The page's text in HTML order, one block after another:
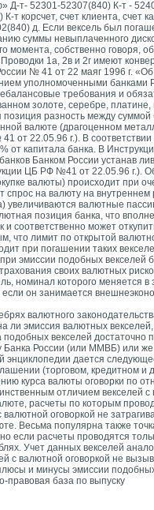
Д-т- 52301-52307(840) К-т -
т корсчет, счет клиента, счет
д. Если вексель был
суммы невыплаченного
момента, собственно говоря,
1а, 2в и 2г имеют
№ 41 от 22 маяг 1996 г.
уполномоченными
требования и
золоте, серебре,
позиция разность между
валюте (драгоценном
от 22.05.96 г.). В
от капитала банка. В
Банком России устанав
ЦБ РФ №41 от 22.05.96 г.).
валюты) происходит при
спрос на валюту на
увеличиваются валютные
позиция банка, что
соответственно может
что лимит по открытой
при погашении таких
эмиссии подобных векселей
своих валютных
номинал которого меняется
он занимается
валютного
ли эмиссия валютных
векселей достаточно
Банка России (или ММВБ) или
энциклопедии дается
(торговом, кредитном
курса валюты оговорки по
отличием векселей с
расчеты по которым
валютной оговоркой не
Весьма популярна также
если расчеты проводятся
Учет данных векселей
с валютной оговоркой не
и минусы эмиссии
правовая база по выпуску